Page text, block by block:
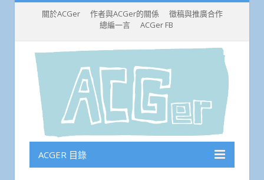
關於ACGer 作者與ACGer的關係
徵稿與推廣合作
總編一言
ACGer FB
ACGER 目錄